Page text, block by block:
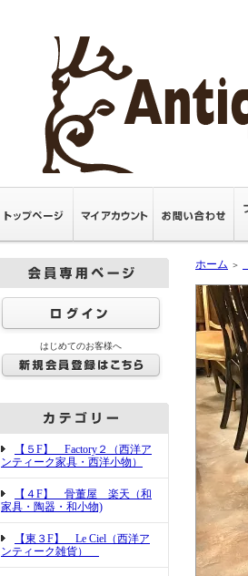
はじめてのお客様へ
【５F】 Factory２（西洋ア
ンティーク家具・西洋小物）
【４F】 骨董屋 楽天（和
家具・陶器・和小物)
【東３F】 Le Ciel（西洋ア
ンティーク雑貨）
ホーム ＞